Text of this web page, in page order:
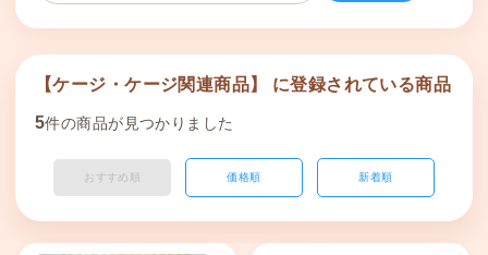
【ケージ・ケージ関連商品】 に登録されている商品
5件の商品が見つかりました
おすすめ順 価格順 新着順